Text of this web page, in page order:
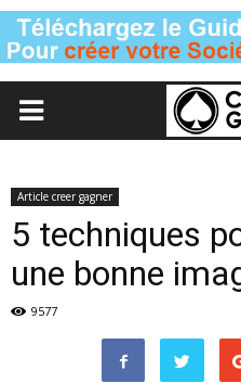
Article creer gagner
5 techniques
une bonne
9577